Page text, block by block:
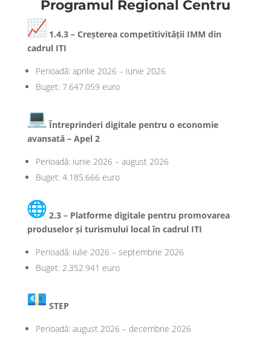
Programul Regional Centru
1.4.3 – Creșterea competitivității IMM din
cadrul ITI
Perioadă: aprilie 2026 – iunie 2026
Buget: 7.647.059 euro
Întreprinderi digitale pentru o economie
avansată – Apel 2
Perioadă: iunie 2026 – august 2026
Buget: 4.185.666 euro
2.3 – Platforme digitale pentru promovarea
produselor și turismului local în cadrul ITI
Perioadă: iulie 2026 – septembrie 2026
Buget: 2.352.941 euro
STEP
Perioadă: august 2026 – decembrie 2026